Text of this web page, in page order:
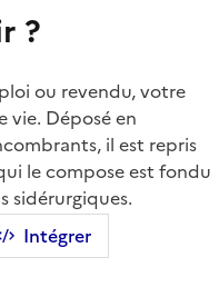
Intégrer
?
ou revendu, votre
vie. Déposé en
il est repris
le compose est fondu
sidérurgiques.